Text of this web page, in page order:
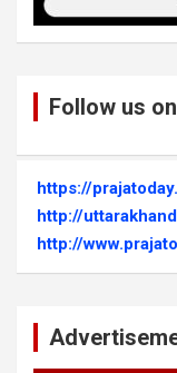
Follow us
https://
http://
http://